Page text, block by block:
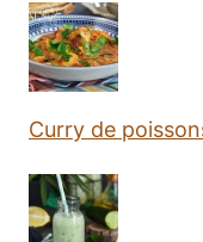
Curry de